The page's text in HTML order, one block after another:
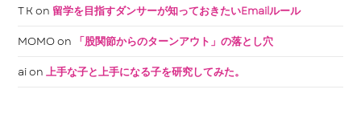
T K on 留学を目指すダンサーが知っておきたいEmailルール
MOMOon 「股関節からのターンアウト」の落とし穴
aion上手な子と上手になる子を研究してみた。